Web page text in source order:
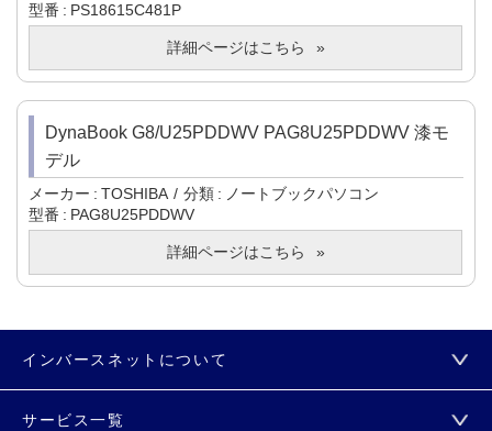
型番
PS18615C481P
詳細ページはこちら
DynaBook G8/U25PDDWV PAG8U25PDDWV 漆モ
デル
メーカー TOSHIBA 分類
ノートブックパソコン
型番
PAG8U25PDDWV
詳細ページはこちら
インバースネットについて
サービス一覧